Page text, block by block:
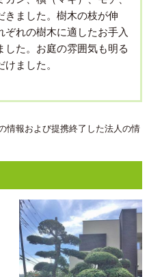
きました。樹木の枝が伸
れの樹木に適したお手入
した。お庭の雰囲気も明る
ました。
情報および提携終了した法人の情